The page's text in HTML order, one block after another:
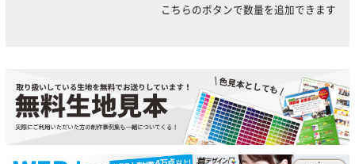
こちらのボタンで数量を追加できます